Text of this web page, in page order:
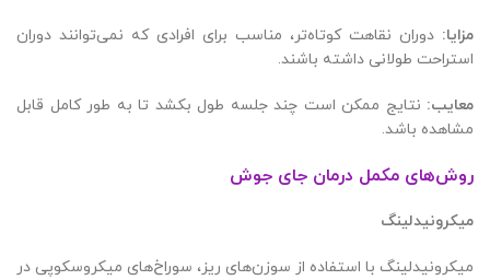
مزایا: دوران نقاهت کوتاه‌تر، مناسب برای افرادی که نمی‌توانند دوران
استراحت طولانی داشته باشند.
معایب: نتایج ممکن است چند جلسه طول بکشد تا به طور کامل قابل
مشاهده باشد.
روش‌های مکمل درمان جای جوش
میکرونیدلینگ
میکرونیدلینگ با استفاده از سوزن‌های ریز، سوراخ‌های میکروسکوپی در